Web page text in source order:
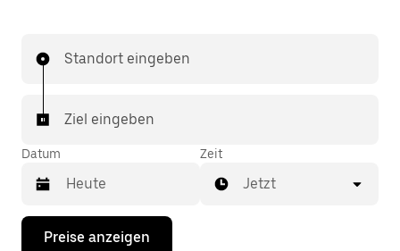
Standort eingeben
Ziel eingeben
Datum
Drücke
Zeit
Jetzt
Preise anzeigen